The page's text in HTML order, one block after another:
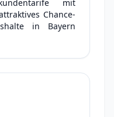
mit
Chance-
in Bayern